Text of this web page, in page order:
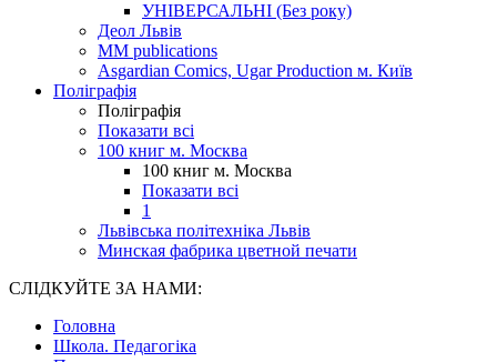
УНІВЕРСАЛЬНІ (Без року)
Деол Львів
MM publications
Asgardian Comics, Ugar Production м. Київ
Поліграфія
Поліграфія
Показати всі
100 книг м. Москва
100 книг м. Москва
Показати всі
1
Львівська політехніка Львів
Минская фабрика цветной печати
СЛІДКУЙТЕ ЗА НАМИ:
Головна
Школа. Педагогіка